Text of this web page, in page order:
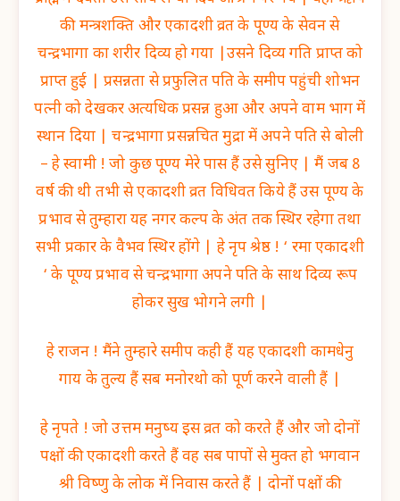
की मन्त्रशक्ति और एकादशी व्रत के पूण्य के सेवन से
चन्द्रभागा का शरीर दिव्य हो गया |उसने दिव्य गति प्राप्त को
प्राप्त हुई | प्रसन्नता से प्रफुलित पति के समीप पहुंची शोभन
पत्नी को देखकर अत्यधिक प्रसन्न हुआ और अपने वाम भाग में
स्थान दिया | चन्द्रभागा प्रसन्नचित मुद्रा में अपने पति से बोली
– हे स्वामी ! जो कुछ पूण्य मेरे पास हैं उसे सुनिए | मैं जब 8
वर्ष की थी तभी से एकादशी व्रत विधिवत किये हैं उस पूण्य के
प्रभाव से तुम्हारा यह नगर कल्प के अंत तक स्थिर रहेगा तथा
सभी प्रकार के वैभव स्थिर होंगे | हे नृप श्रेष्ठ ! ‘ रमा एकादशी
‘ के पूण्य प्रभाव से चन्द्रभागा अपने पति के साथ दिव्य रूप
होकर सुख भोगने लगी |
हे राजन ! मैंने तुम्हारे समीप कही हैं यह एकादशी कामधेनु
गाय के तुल्य हैं सब मनोरथो को पूर्ण करने वाली हैं |
हे नृपते ! जो उत्तम मनुष्य इस व्रत को करते हैं और जो दोनों
पक्षों की एकादशी करते हैं वह सब पापों से मुक्त हो भगवान
श्री विष्णु के लोक में निवास करते हैं | दोनों पक्षों की